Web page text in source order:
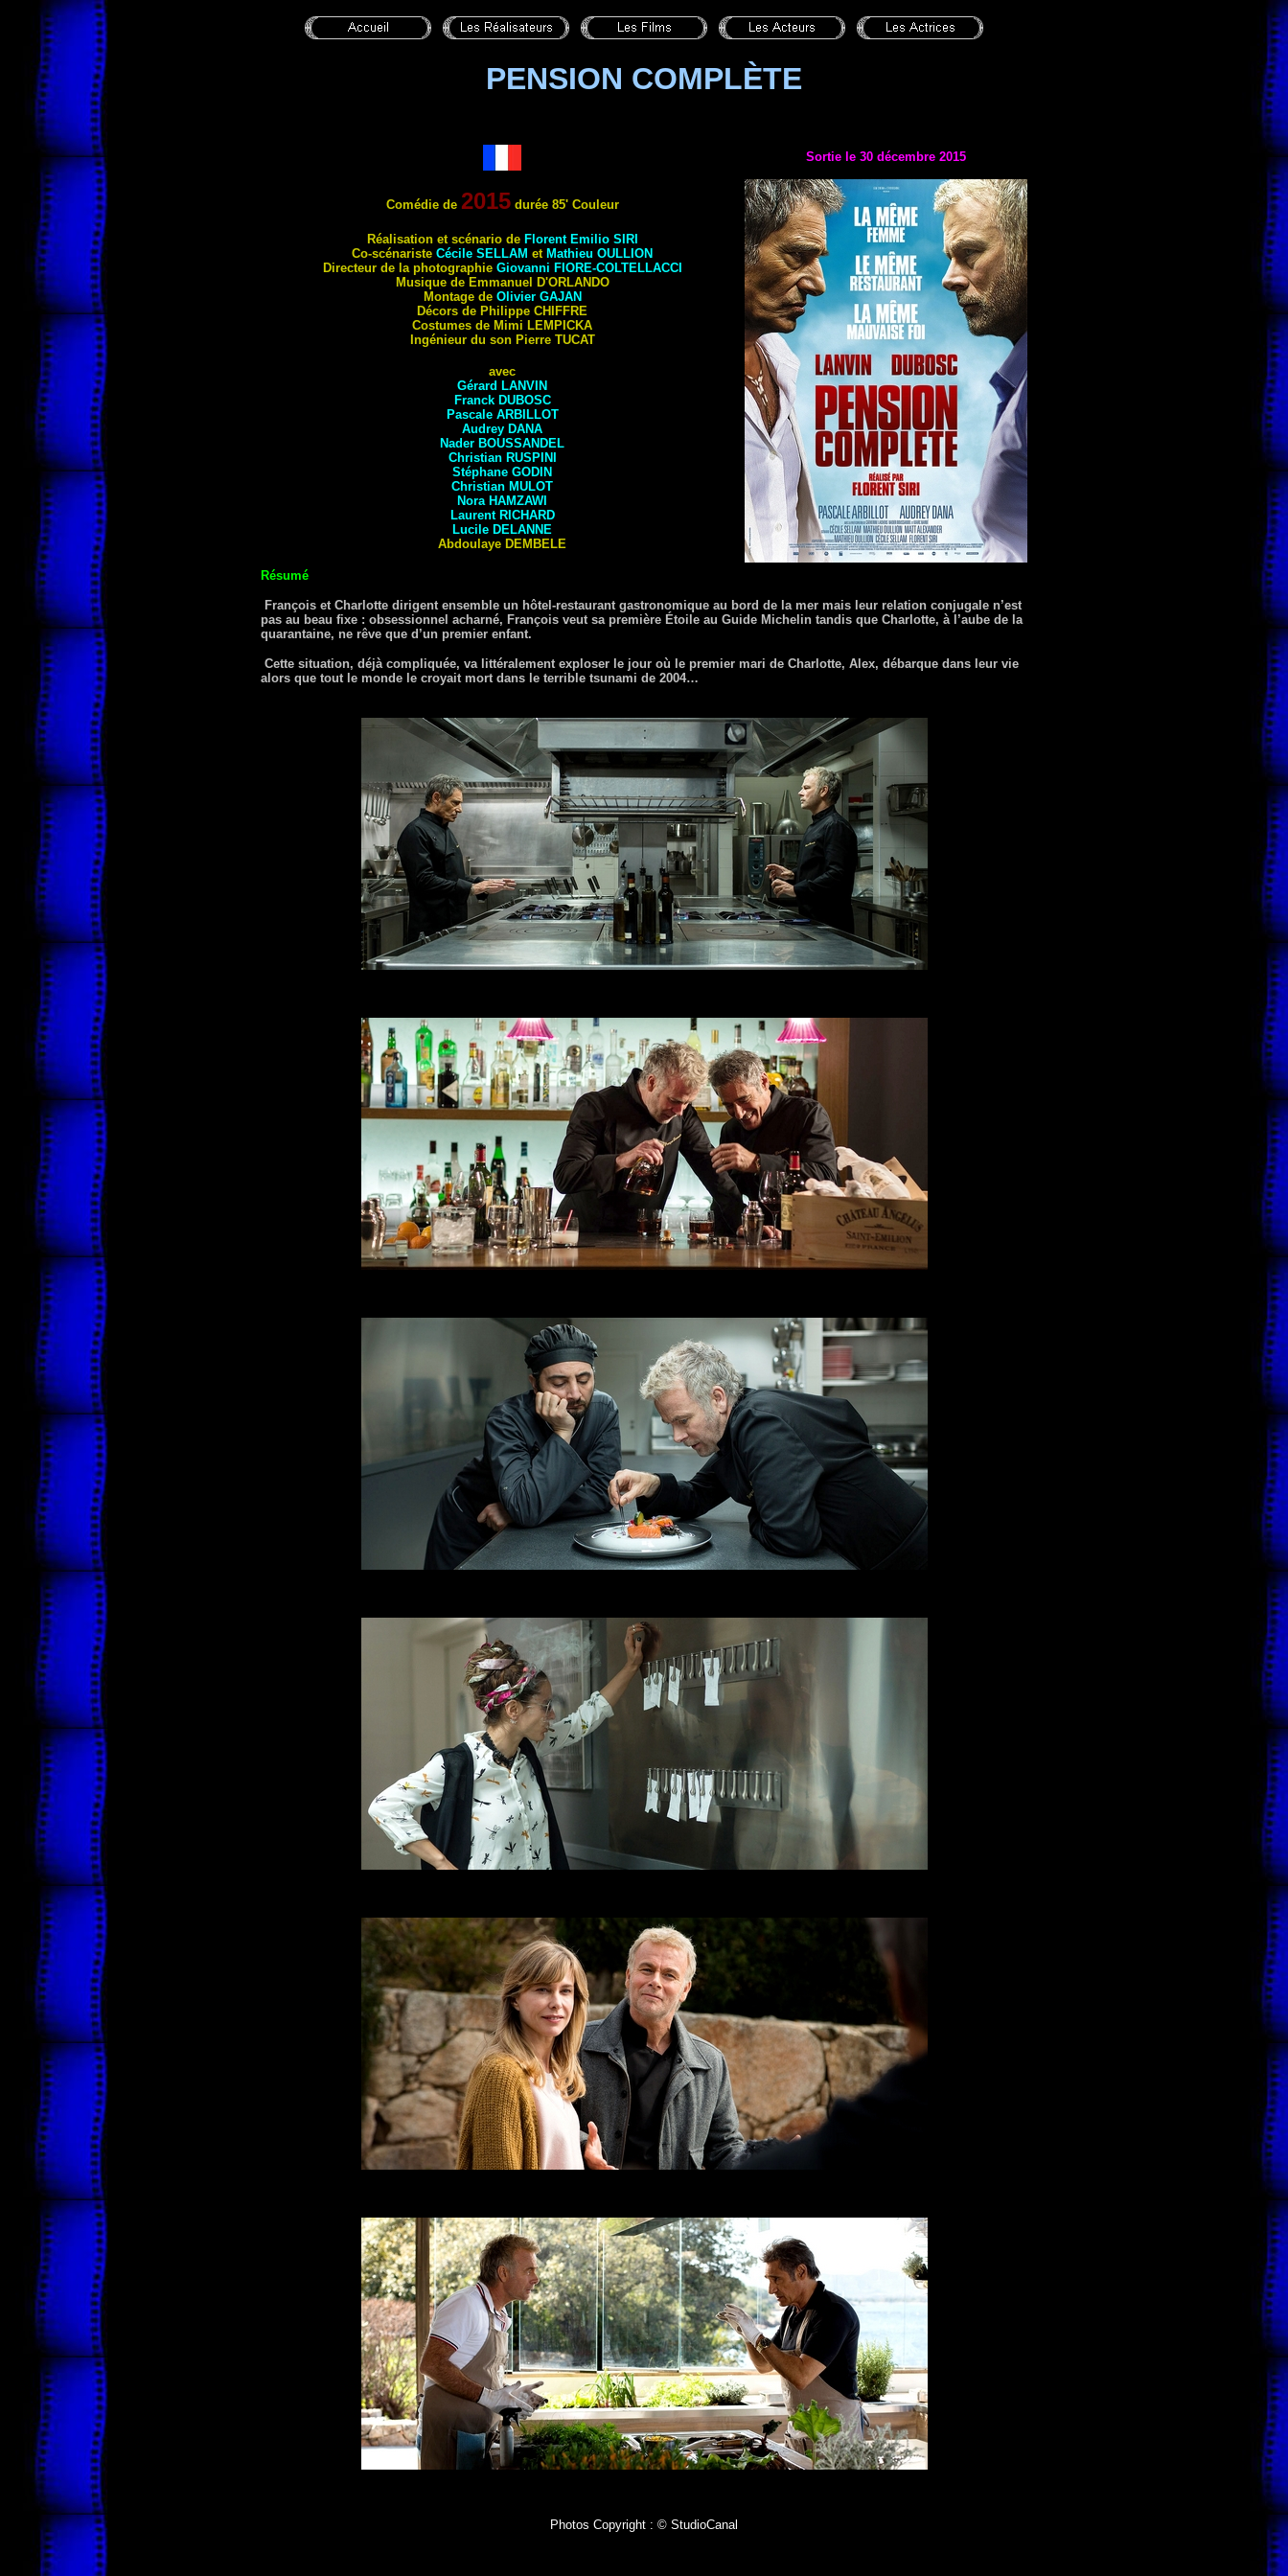
PENSION COMPLÈTE
Comédie de 2015durée 85' Couleur
Réalisation et scénario de Florent Emilio SIRI
Co-scénariste Cécile SELLAM et Mathieu OULLION
Directeur de la photographie Giovanni FIORE-COLTELLACCI
Musique de Emmanuel
D'ORLANDO
Montage de Olivier GAJAN
Décors de Philippe CHIFFRE
Costumes de Mimi LEMPICKA
Ingénieur du son Pierre TUCAT
avec
Gérard LANVIN
Franck DUBOSC
Pascale ARBILLOT
Audrey DANA
Nader BOUSSANDEL
Christian RUSPINI
Stéphane GODIN
Christian MULOT
Nora HAMZAWI
Laurent RICHARD
Lucile DELANNE
Abdoulaye DEMBELE
Sortie le 30 décembre 2015
Résumé
François et Charlotte dirigent ensemble un hôtel-restaurant gastronomique au bord de la mer mais leur relation conjugale n’est
pas au beau fixe : obsessionnel acharné, François veut sa première Étoile au Guide Michelin tandis que Charlotte, à l’aube de la
quarantaine, ne rêve que d’un premier enfant.
Cette situation, déjà compliquée, va littéralement exploser le jour où le premier mari de Charlotte, Alex, débarque dans leur vie
alors que tout le monde le croyait mort dans le terrible tsunami de 2004…
Photos Copyright : © StudioCanal